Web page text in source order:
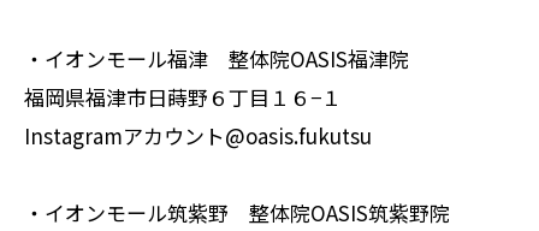
・イオンモール福津 整体院OASIS福津院
福岡県福津市日蒔野６丁目１６−１
Instagramアカウント@oasis.fukutsu
・イオンモール筑紫野 整体院OASIS筑紫野院